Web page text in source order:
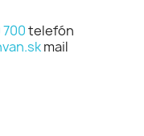
telefón
mail